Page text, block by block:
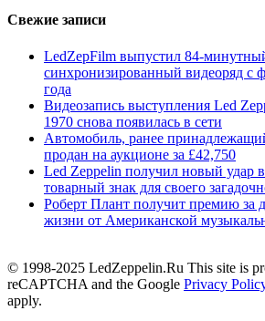
Свежие записи
LedZepFilm выпустил 84-
синхронизированный видеоряд с
года
Видеозапись выступления Led
1970 снова появилась в сети
Автомобиль, ранее
продан на аукционе за £42,750
Led Zeppelin получил новый удар
товарный знак для своего
Роберт Плант получит премию за
жизни от Американской
© 1998-2025 LedZeppelin.Ru This site is
reCAPTCHA and the Google Privacy
apply.